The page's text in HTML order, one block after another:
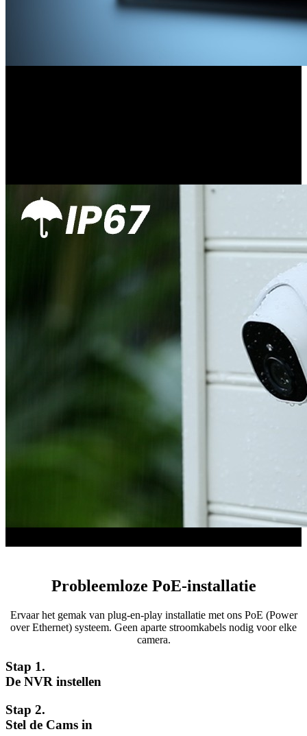
Probleemloze PoE-installatie
Ervaar het gemak van plug-en-play installatie met ons PoE (Power
over Ethernet) systeem. Geen aparte stroomkabels nodig voor elke
camera.
Stap 1.
De NVR instellen
Stap 2.
Stel de Cams in